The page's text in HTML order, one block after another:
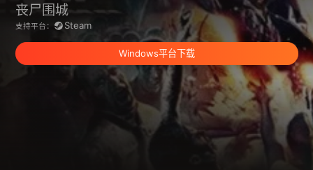
丧尸围城
支持平台： Steam
Windows平台下载